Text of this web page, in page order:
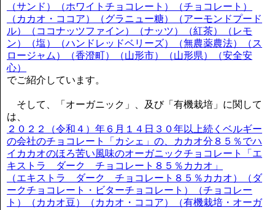
（サンド）（ホワイトチョコレート）（チョコレート）
（カカオ・ココア）（グラニュー糖）（アーモンドプード
ル）（ココナッツファイン）（ナッツ）（紅茶）（レモ
ン）（塩）（ハンドレッドベリーズ）（無農薬農法）（ス
ロージャム）（香澄町）（山形市）（山形県）（安全安
心）
でご紹介しています。
そして、「オーガニック」、及び「有機栽培」に関して
は、
２０２２（令和４）年６月１４日３０年以上続くベルギー
の会社のチョコレート「カシェ」の、カカオ分８５％でハ
イカカオのほろ苦い風味のオーガニックチョコレート「エ
キストラ ダーク チョコレート８５％カカオ」
（エキストラ ダーク チョコレート８５％カカオ）（ダ
ークチョコレート・ビターチョコレート）（チョコレー
ト）（カカオ豆）（カカオ・ココア）（有機栽培・オーガ